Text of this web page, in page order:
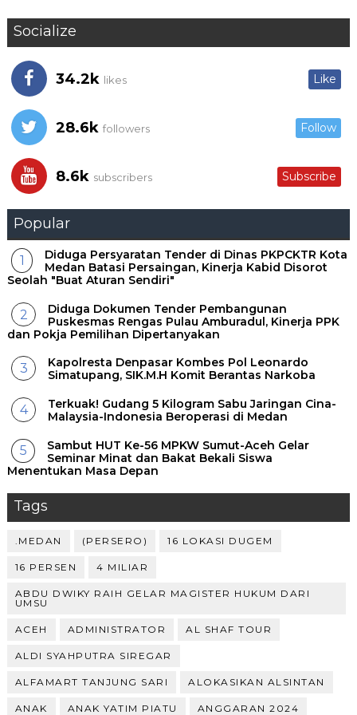
Socialize
34.2k likes Like
28.6k followers Follow
8.6k subscribers Subscribe
Popular
Diduga Persyaratan Tender di Dinas PKPCKTR Kota
Medan Batasi Persaingan, Kinerja Kabid Disorot
Seolah "Buat Aturan Sendiri"
Diduga Dokumen Tender Pembangunan
Puskesmas Rengas Pulau Amburadul, Kinerja PPK
dan Pokja Pemilihan Dipertanyakan
Kapolresta Denpasar Kombes Pol Leonardo
Simatupang, SIK.M.H Komit Berantas Narkoba
Terkuak! Gudang 5 Kilogram Sabu Jaringan Cina-
Malaysia-Indonesia Beroperasi di Medan
Sambut HUT Ke-56 MPKW Sumut-Aceh Gelar
Seminar Minat dan Bakat Bekali Siswa
Menentukan Masa Depan ‎
Tags
.MEDAN (PERSERO) 16 LOKASI DUGEM
16 PERSEN 4 MILIAR
ABDU DWIKY RAIH GELAR MAGISTER HUKUM DARI
UMSU
ACEH ADMINISTRATOR AL SHAF TOUR
ALDI SYAHPUTRA SIREGAR
ALFAMART TANJUNG SARI ALOKASIKAN ALSINTAN
ANAK ANAK YATIM PIATU ANGGARAN 2024